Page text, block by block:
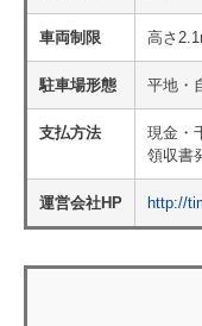
車両制限 高さ
駐車場形態 平地・
支払方法
現金・
領収書
運営会社HP http://